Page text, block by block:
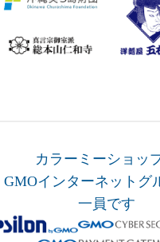
カラーミーショッ
GMOインターネットグ
一員です